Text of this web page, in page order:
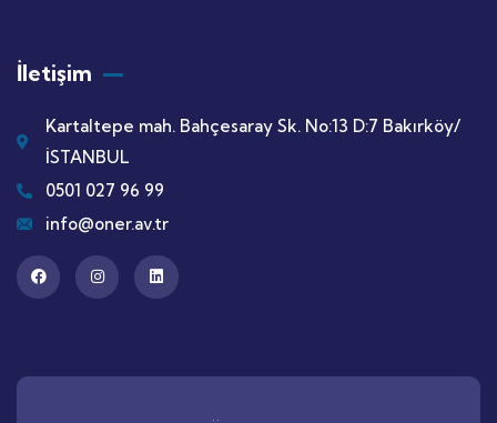
İletişim
Kartaltepe mah. Bahçesaray Sk. No:13 D:7 Bakırköy/
İSTANBUL
0501 027 96 99
info@oner.av.tr